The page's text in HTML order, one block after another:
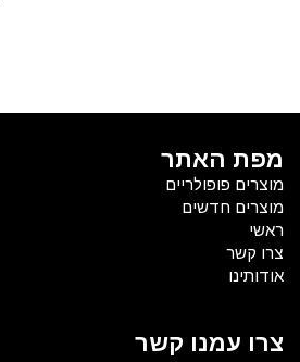
מפת האתר
מוצרים פופולריים
מוצרים חדשים
ראשי
צרו קשר
אודותינו
צרו עמנו קשר